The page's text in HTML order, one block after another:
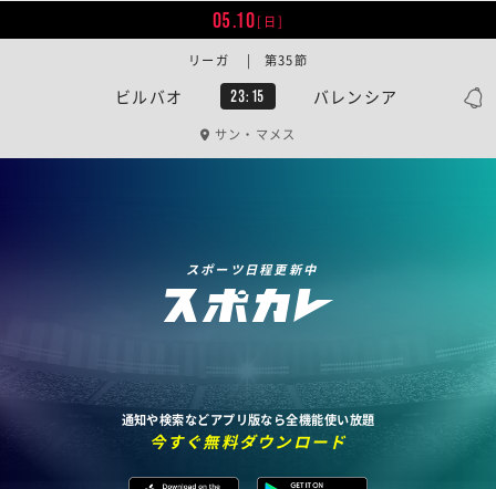
05.10[日]
ビルバオ 23:15 バレンシア
リーガ | 第35節
サン・マメス
スポーツ日程更新中
通知や検索などアプリ版なら全機能使い放題
今すぐ無料ダウンロード